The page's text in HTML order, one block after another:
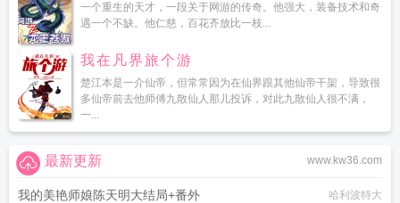
一个重生的天才，一段关于网游的传奇。他强大，装备技术和奇
遇一个不缺。他仁慈，百花齐放比一枝...
我在凡界旅个游
楚江本是一介仙帝，但常常因为在仙界跟其他仙帝干架，导致很
多仙帝前去他师傅九散仙人那儿投诉，对此九散仙人很不满，
一...
www.kw36.com
最新更新
我的美艳师娘陈天明大结局+番外 哈利波特大